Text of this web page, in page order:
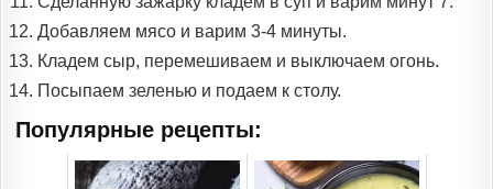
Добавляем мясо и варим 3-4 минуты.
Кладем сыр, перемешиваем и выключаем огонь.
Посыпаем зеленью и подаем к столу.
Популярные рецепты: